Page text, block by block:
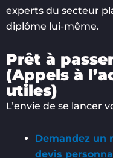
experts du secteur
diplôme lui-même.
Prêt à
(Appels à
utiles)
L’envie de se lancer
Demandez un
devis